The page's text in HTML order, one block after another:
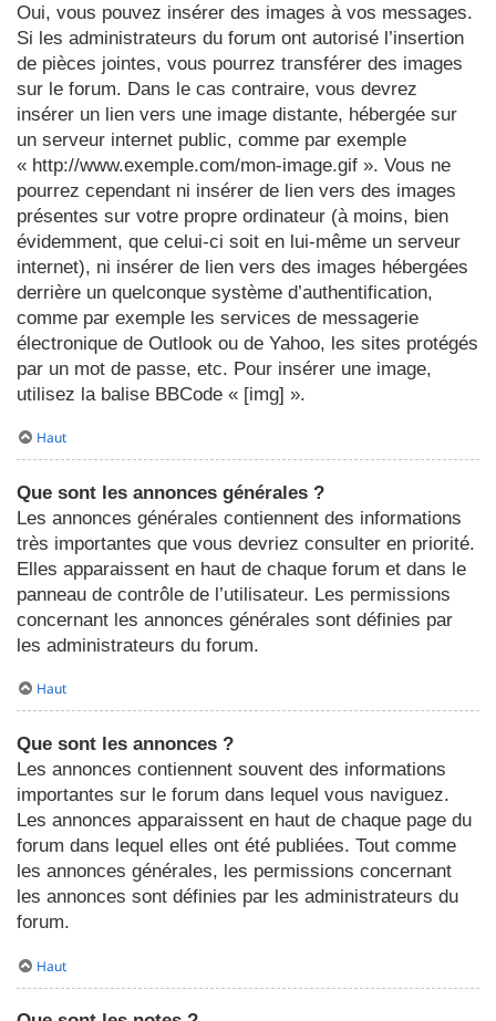
Oui, vous pouvez insérer des images à vos messages.
Si les administrateurs du forum ont autorisé l’insertion
de pièces jointes, vous pourrez transférer des images
sur le forum. Dans le cas contraire, vous devrez
insérer un lien vers une image distante, hébergée sur
un serveur internet public, comme par exemple
« http://www.exemple.com/mon-image.gif ». Vous ne
pourrez cependant ni insérer de lien vers des images
présentes sur votre propre ordinateur (à moins, bien
évidemment, que celui-ci soit en lui-même un serveur
internet), ni insérer de lien vers des images hébergées
derrière un quelconque système d’authentification,
comme par exemple les services de messagerie
électronique de Outlook ou de Yahoo, les sites protégés
par un mot de passe, etc. Pour insérer une image,
utilisez la balise BBCode « [img] ».
Haut
Que sont les annonces générales ?
Les annonces générales contiennent des informations
très importantes que vous devriez consulter en priorité.
Elles apparaissent en haut de chaque forum et dans le
panneau de contrôle de l’utilisateur. Les permissions
concernant les annonces générales sont définies par
les administrateurs du forum.
Haut
Que sont les annonces ?
Les annonces contiennent souvent des informations
importantes sur le forum dans lequel vous naviguez.
Les annonces apparaissent en haut de chaque page du
forum dans lequel elles ont été publiées. Tout comme
les annonces générales, les permissions concernant
les annonces sont définies par les administrateurs du
forum.
Haut